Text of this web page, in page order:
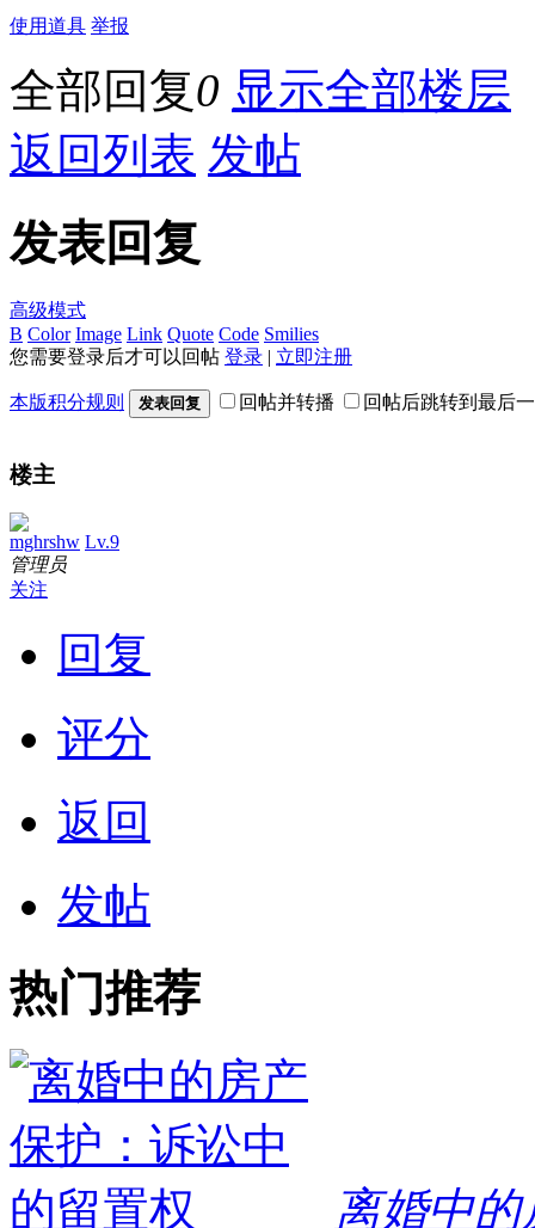
使用道具 举报
全部回复0 显示全部楼层
返回列表 发帖
发表回复
高级模式
B Color Image Link Quote Code Smilies
您需要登录后才可以回帖 登录 | 立即注册
本版积分规则 发表回复 回帖并转播 回帖后跳转到最后
楼主
mghrshw Lv.9
管理员
关注
回复
评分
返回
发帖
热门推荐
离婚中